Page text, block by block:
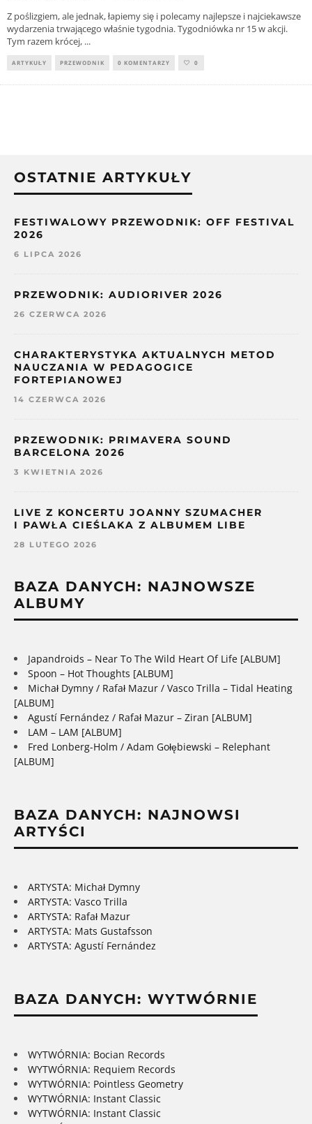
Z poślizgiem, ale jednak, łapiemy się i polecamy najlepsze i najciekawsze
wydarzenia trwającego właśnie tygodnia. Tygodniówka nr 15 w akcji.
Tym razem krócej, ...
ARTYKUŁY PRZEWODNIK 0 KOMENTARZY 0
OSTATNIE ARTYKUŁY
FESTIWALOWY PRZEWODNIK: OFF FESTIVAL
2026
6 LIPCA 2026
PRZEWODNIK: AUDIORIVER 2026
26 CZERWCA 2026
CHARAKTERYSTYKA AKTUALNYCH METOD
NAUCZANIA W PEDAGOGICE
FORTEPIANOWEJ
14 CZERWCA 2026
PRZEWODNIK: PRIMAVERA SOUND
BARCELONA 2026
3 KWIETNIA 2026
LIVE Z KONCERTU JOANNY SZUMACHER
I PAWŁA CIEŚLAKA Z ALBUMEM LIBE
28 LUTEGO 2026
BAZA DANYCH: NAJNOWSZE
ALBUMY
Japandroids – Near To The Wild Heart Of Life [ALBUM]
Spoon – Hot Thoughts [ALBUM]
Michał Dymny / Rafał Mazur / Vasco Trilla – Tidal Heating
[ALBUM]
Agustí Fernández / Rafał Mazur – Ziran [ALBUM]
LAM – LAM [ALBUM]
Fred Lonberg-Holm / Adam Gołębiewski – Relephant
[ALBUM]
BAZA DANYCH: NAJNOWSI
ARTYŚCI
ARTYSTA: Michał Dymny
ARTYSTA: Vasco Trilla
ARTYSTA: Rafał Mazur
ARTYSTA: Mats Gustafsson
ARTYSTA: Agustí Fernández
BAZA DANYCH: WYTWÓRNIE
WYTWÓRNIA: Bocian Records
WYTWÓRNIA: Requiem Records
WYTWÓRNIA: Pointless Geometry
WYTWÓRNIA: Instant Classic
WYTWÓRNIA: Instant Classic